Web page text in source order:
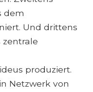
dem
Und drittens
zentrale
produziert.
Netzwerk von